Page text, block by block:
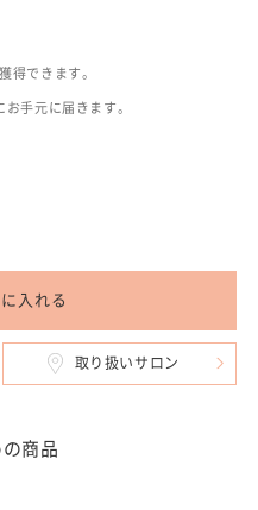
獲得できます。
お手元に届きます。
入れる
取り扱いサロン
商品